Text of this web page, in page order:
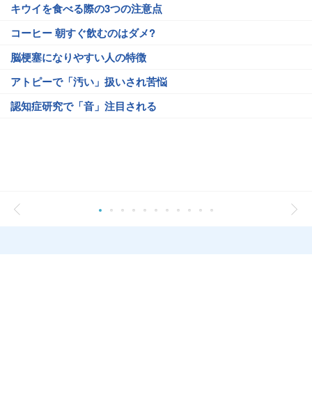
キウイを食べる際の3つの注意点
コーヒー 朝すぐ飲むのはダメ?
脳梗塞になりやすい人の特徴
アトピーで「汚い」扱いされ苦悩
認知症研究で「音」注目される